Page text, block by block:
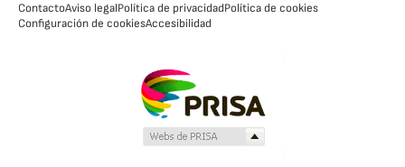
ContactoAviso legalPolítica de privacidadPolítica de cookies
Configuración de cookiesAccesibilidad